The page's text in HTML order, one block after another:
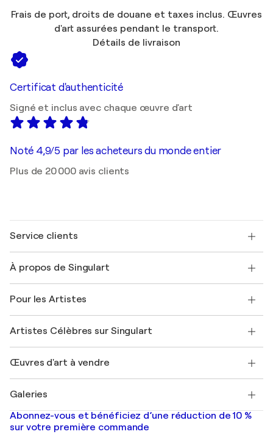
Frais de port, droits de douane et taxes inclus. Œuvres
d'art assurées pendant le transport.
Détails de livraison
Certificat d'authenticité
Signé et inclus avec chaque œuvre d'art
Noté 4,9/5 par les acheteurs du monde entier
Plus de 20 000 avis clients
Service clients
Expédition
Offrir une carte cadeau
Rejoignez notre programme commercial
Mon compte
+33 1 76 44 06 42
À propos de Singulart
FAQ
Magazine Singulart
Emplois
Découvrez une sélection d'art original
Pour les Artistes
Se connecter en tant qu'Artiste
Artistes Célèbres sur Singulart
Marc Chagall
Banksy
Mr. Brainwash
Shepard Fairey
Œuvres d'art à vendre
Tableaux abstraits à vendre
Peintures de paysage
Estampes
Galeries
Galeries d'art en France
Galeries d'art en Belgique
Abonnez-vous et bénéficiez d’une réduction de 10 %
sur votre première commande